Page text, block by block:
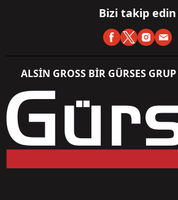
Bizi takip edin
ALSİN GROSS BİR GÜRSES